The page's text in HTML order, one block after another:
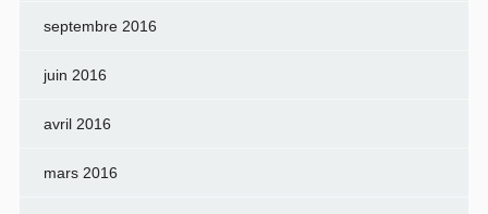
septembre 2016
juin 2016
avril 2016
mars 2016